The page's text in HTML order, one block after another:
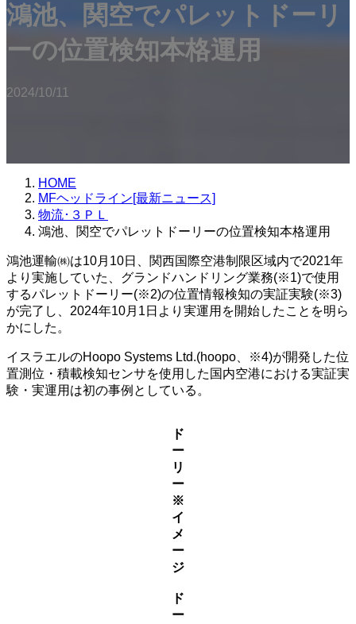
鴻池、関空でパレットドーリ
ーの位置検知本格運用
2024/10/11
HOME
MFヘッドライン[最新ニュース]
物流･３ＰＬ
鴻池、関空でパレットドーリーの位置検知本格運用
鴻池運輸㈱は10月10日、関西国際空港制限区域内で2021年
より実施していた、グランドハンドリング業務(※1)で使用
するパレットドーリー(※2)の位置情報検知の実証実験(※3)
が完了し、2024年10月1日より実運用を開始したことを明ら
かにした。
イスラエルのHoopo Systems Ltd.(hoopo、※4)が開発した位
置測位・積載検知センサを使用した国内空港における実証実
験・実運用は初の事例としている。
ド
ー
リ
ー
※
イ
メ
ー
ジ
ド
ー